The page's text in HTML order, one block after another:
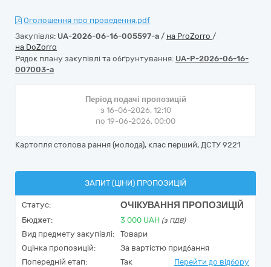
Оголошення про проведення.pdf
Закупівля: UA-2026-06-16-005597-a / на ProZorro /
на DoZorro
Рядок плану закупівлі та обґрунтування: UA-P-2026-06-16-
007003-a
Період подачі пропозицій
з 16-06-2026, 12:10
по 19-06-2026, 00:00
Картопля столова рання (молода), клас перший, ДСТУ 9221
ЗАПИТ (ЦІНИ) ПРОПОЗИЦІЙ
Статус: ОЧІКУВАННЯ ПРОПОЗИЦІЙ
Бюджет: 3 000 UAH (з ПДВ)
Вид предмету закупівлі:
Товари
Оцінка пропозицій:
За вартістю придбання
Попередній етап:
Так Перейти до відбору